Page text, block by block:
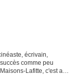
écrivain,
comme peu
Lafitte, c'est au